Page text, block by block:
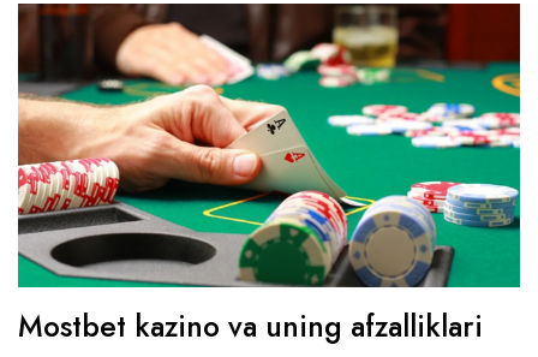
Mostbet kazino va uning afzalliklari